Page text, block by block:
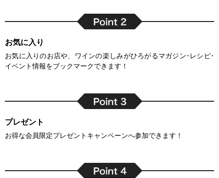
お気に入り
お気に入りのお店や、ワインの楽しみがひろがるマガジン･レシピ･
イベント情報をブックマークできます！
プレゼント
お得な会員限定プレゼントキャンペーンへ参加できます！